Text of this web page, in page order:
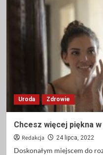
Uroda Zdrowie
Chcesz więcej piękna
Redakcja 24 lipca, 2022
Doskonałym miejscem do